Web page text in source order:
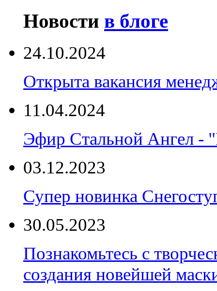
Новости в блоге
24.10.2024
Открыта вакансия
11.04.2024
Эфир Стальной Ангел -
03.12.2023
Супер новинка
30.05.2023
Познакомьтесь с
создания новейшей